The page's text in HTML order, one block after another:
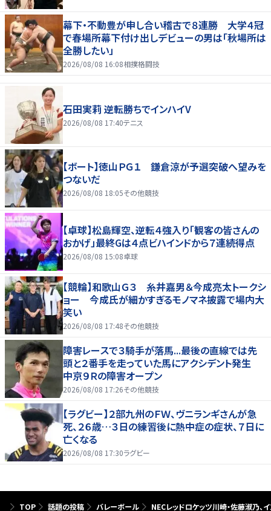
幕下・不動豊が申し合い稽古で８連勝 大学４冠
で春場所幕下付け出しデビューの男は「秋場所は
全勝したい」
2026/08/08 16:08相撲格闘技
石田実莉 逆転勝ちでインハイV
2026/08/08 17:40テニス
【ボート】徳山ＰＧ１ 鎌倉涼が予選突破へ望みを
つないだ
2026/08/08 18:05その他競技
【卓球】松島輝空、逆転４強入り「観客の皆さんの
おかげ」最終Gは４点ビハインドから７連続得点
2026/08/08 15:08卓球
【競輪】和歌山Ｇ３ 糸井嘉男＆今成亮太トークシ
ョー 今成氏が細かすぎるモノマネ披露で場内大
笑い
2026/08/08 17:48その他競技
障害レースで３騎手が落馬...最後の直線では先
頭と２番手を走っていた馬にアクシデント発生
中京９Ｒの障害オープン
2026/08/08 17:26その他競技
【ラグビー】２部九州のＦＷ、ヴニランギさんが急
死、２６歳…３日の練習後に熱中症の症状、７日に
亡くなる
2026/08/08 17:30ラグビー
TOP 話題の投稿 バレーボール NECレッドロケッツ川崎・佐藤淑乃、